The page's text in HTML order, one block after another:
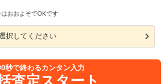
おおよそでOKです
択してください
秒で終わるカンタン入力
査定スタート